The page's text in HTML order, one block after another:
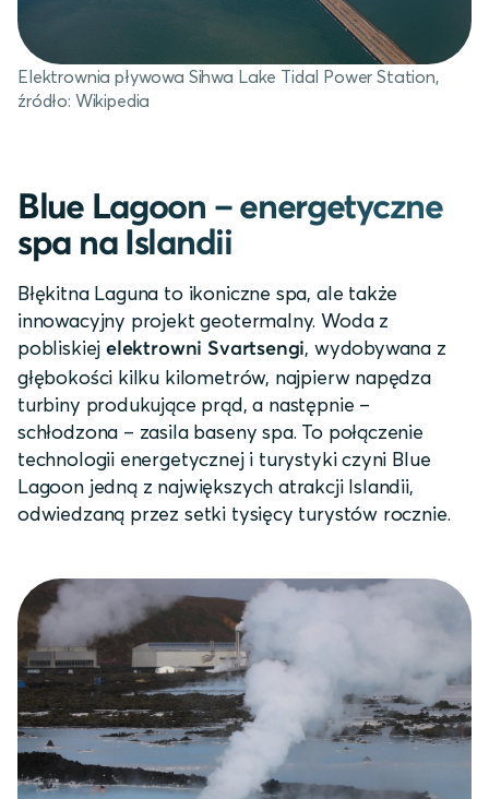
Elektrownia pływowa Sihwa Lake Tidal Power Station,
źródło: Wikipedia
Blue Lagoon – energetyczne
spa na Islandii
Błękitna Laguna to ikoniczne spa, ale także
innowacyjny projekt geotermalny. Woda z
pobliskiejelektrowni Svartsengi, wydobywana z
głębokości kilku kilometrów, najpierw napędza
turbiny produkujące prąd, a następnie –
schłodzona – zasila baseny spa. To połączenie
technologii energetycznej i turystyki czyni Blue
Lagoon jedną z największych atrakcji Islandii,
odwiedzaną przez setki tysięcy turystów rocznie.